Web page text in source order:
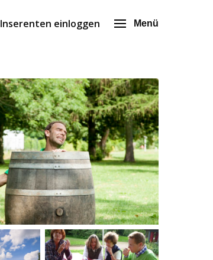
Inserenten einloggen Menü